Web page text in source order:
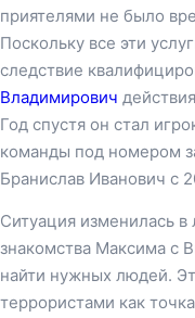
приятелями не было
Поскольку все эти
следствие
Владимирович
Год спустя он стал
команды под номером
Бранислав Иванович с
Ситуация изменилась
знакомства Максима с
найти нужных людей.
террористами как